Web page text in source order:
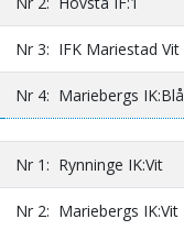
Nr 3: IFK Mariestad Vit
Nr 4: Mariebergs IK:Blå
Nr 1: Rynninge IK:Vit
Nr 2: Mariebergs IK:Vit